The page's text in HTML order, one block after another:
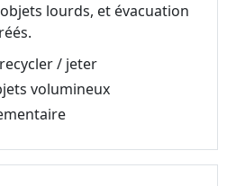
lourds, et évacuation
/ jeter
volumineux